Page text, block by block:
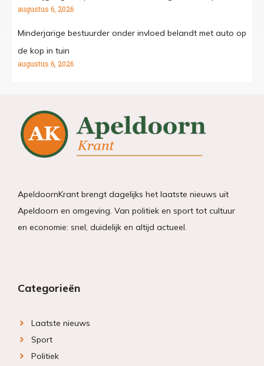
augustus 6, 2026
Minderjarige bestuurder onder invloed belandt met auto op
de kop in tuin
augustus 6, 2026
ApeldoornKrant brengt dagelijks het laatste nieuws uit
Apeldoorn en omgeving. Van politiek en sport tot cultuur
en economie: snel, duidelijk en altijd actueel.
Categorieën
Laatste nieuws
Sport
Politiek